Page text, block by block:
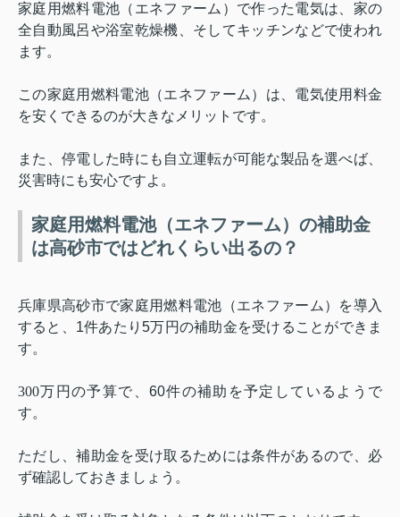
家庭用燃料電池（エネファーム）で作った電気は、家の
全自動風呂や浴室乾燥機、そしてキッチンなどで使われ
ます。
この家庭用燃料電池（エネファーム）は、電気使用料金
を安くできるのが大きなメリットです。
また、停電した時にも自立運転が可能な製品を選べば、
災害時にも安心ですよ。
家庭用燃料電池（エネファーム）の補助金
は高砂市ではどれくらい出るの？
兵庫県高砂市で家庭用燃料電池（エネファーム）を導入
すると、 1件あたり5万円の補助金を受けることができま
す。
300万円の予算で、 60件の補助を予定しているようで
す。
ただし、補助金を受け取るためには条件があるので、必
ず確認しておきましょう。